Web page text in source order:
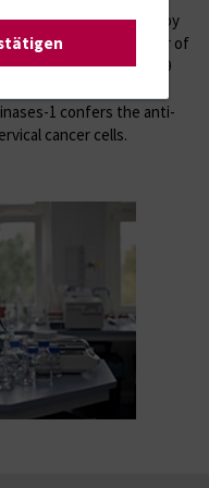
of cancer cell invasion by
of tissue inhibitor of
Cancer Inst 100:59-69
1 confers the anti-
cancer cells.